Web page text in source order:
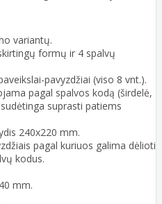
variantų.
formų ir 4 spalvų
pavyzdžiai (viso 8 vnt.).
pagal spalvos kodą (širdelė,
suprasti patiems
240x220 mm.
pagal kuriuos galima dėlioti
kodus.
mm.